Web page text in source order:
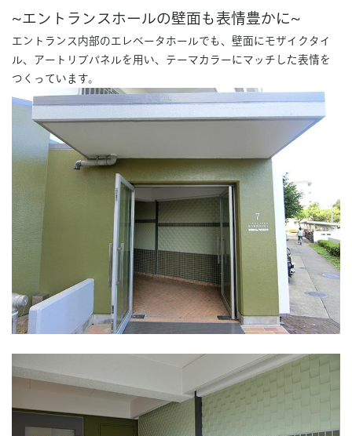
~エントランスホールの壁面も表情豊かに~
エントランス内部のエレベータホールでも、壁面にモザイクタイ
ル、アートリブパネルを用い、テーマカラーにマッチした表情を
つくっています。